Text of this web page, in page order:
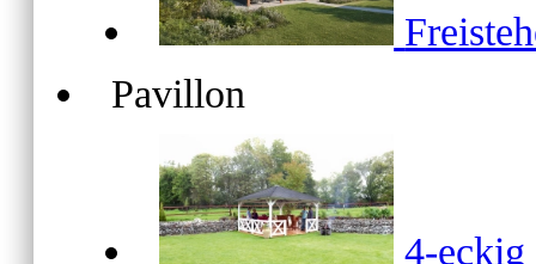
Pavillon
4-eckig